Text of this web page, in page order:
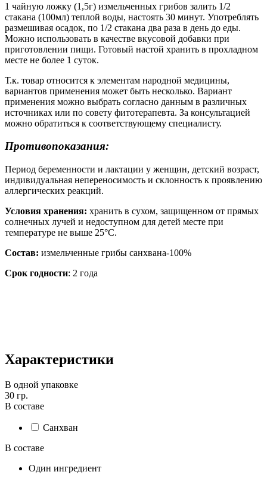
1 чайную ложку (1,5г) измельченных грибов залить 1/2
стакана (100мл) теплой воды, настоять 30 минут. Употреблять
размешивая осадок, по 1/2 стакана два раза в день до еды.
Можно использовать в качестве вкусовой добавки при
приготовлении пищи. Готовый настой хранить в прохладном
месте не более 1 суток.
Т.к. товар относится к элементам народной медицины,
вариантов применения может быть несколько. Вариант
применения можно выбрать согласно данным в различных
источниках или по совету фитотерапевта. За консультацией
можно обратиться к соответствующему специалисту.
Противопоказания:
Период беременности и лактации у женщин, детский возраст,
индивидуальная непереносимость и склонность к проявлению
аллергических реакций.
Условия хранения: хранить в сухом, защищенном от прямых
солнечных лучей и недоступном для детей месте при
температуре не выше 25°С.
Состав: измельченные грибы санхвана-100%
Срок годности: 2 года
Характеристики
В одной упаковке
30 гр.
В составе
Санхван
В составе
Один ингредиент